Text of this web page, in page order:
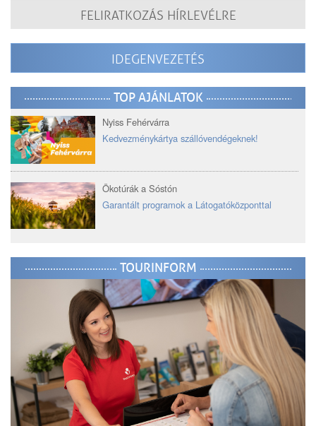
FELIRATKOZÁS HÍRLEVÉLRE
IDEGENVEZETÉS
TOP AJÁNLATOK
Nyiss Fehérvárra
Kedvezménykártya szállóvendégeknek!
Ökotúrák a Sóstón
Garantált programok a Látogatóközponttal
TOURINFORM